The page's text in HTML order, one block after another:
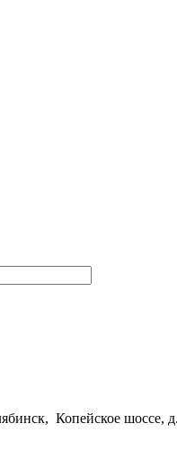
Копейское шоссе,